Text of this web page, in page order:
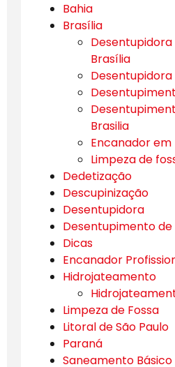
Bahia
Brasília
Brasília
Desentupidora
Brasilia
Encanador em
Limpeza de
Dedetização
Descupinização
Desentupidora
Desentupimento de
Dicas
Encanador
Hidrojateamento
Limpeza de Fossa
Litoral de São Paulo
Paraná
Saneamento Básico